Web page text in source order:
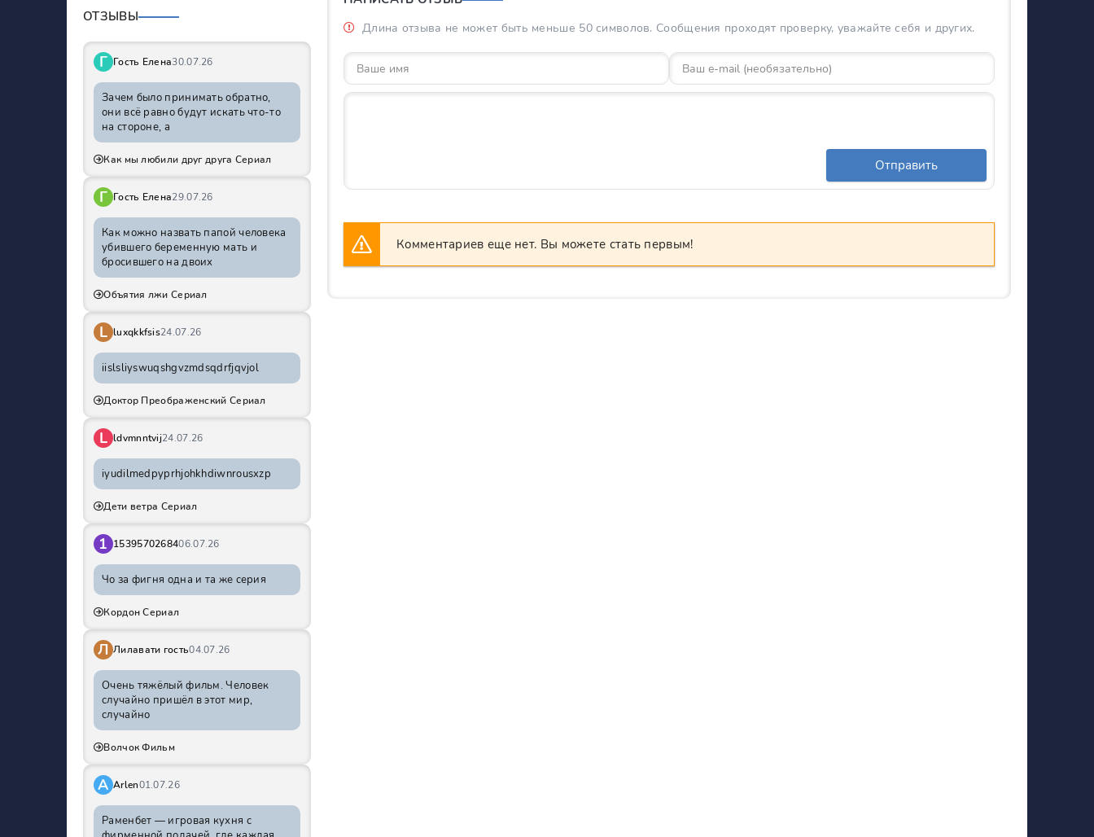
Длина отзыва не может быть меньше 50 символов. Сообщения проходят проверку, уважайте себя и других.
Отправить
Комментариев еще нет. Вы можете стать первым!
ОТЗЫВЫ
Г Гость Елена30.07.26
Зачем было принимать обратно,
они всё равно будут искать что-то
на стороне, а
Как мы любили друг друга Сериал
Г Гость Елена29.07.26
Как можно назвать папой человека
убившего беременную мать и
бросившего на двоих
Объятия лжи Сериал
L luxqkkfsis24.07.26
iislsliyswuqshgvzmdsqdrfjqvjol
Доктор Преображенский Сериал
L ldvmnntvij24.07.26
iyudilmedpyprhjohkhdiwnrousxzp
Дети ветра Сериал
1 1539570268406.07.26
Чо за фигня одна и та же серия
Кордон Сериал
Л Лилавати гость04.07.26
Очень тяжёлый фильм. Человек
случайно пришёл в этот мир,
случайно
Волчок Фильм
A Arlen01.07.26
Раменбет — игровая кухня с